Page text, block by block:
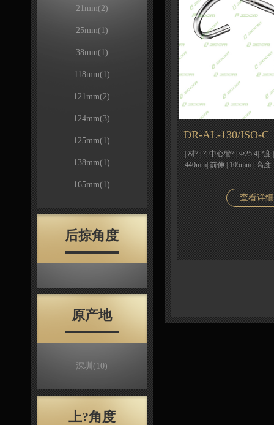
21mm(2)
25mm(1)
38mm(1)
118mm(1)
121mm(2)
124mm(3)
125mm(1)
138mm(1)
165mm(1)
后掠角度
原产地
深圳 (10)
上?角度
DR-AL-130/ISO-C
| 材? | ?| 中心管? | Φ25.4| ?度
440mm| 前伸 | 105mm | 高
查看详细